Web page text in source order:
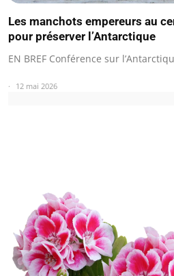
Les manchots empereurs au
pour préserver l’Antarctique
EN BREF Conférence sur
12 mai 2026